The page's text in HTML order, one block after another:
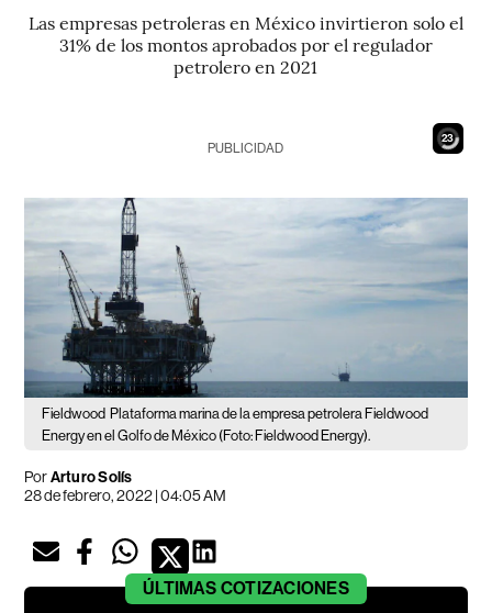
Las empresas petroleras en México invirtieron solo el
31% de los montos aprobados por el regulador
petrolero en 2021
21
PUBLICIDAD
Fieldwood Plataforma marina de la empresa petrolera Fieldwood
Energy en el Golfo de México (Foto: Fieldwood Energy).
PorArturo Solís
28 de febrero, 2022 | 04:05 AM
ÚLTIMAS COTIZACIONES